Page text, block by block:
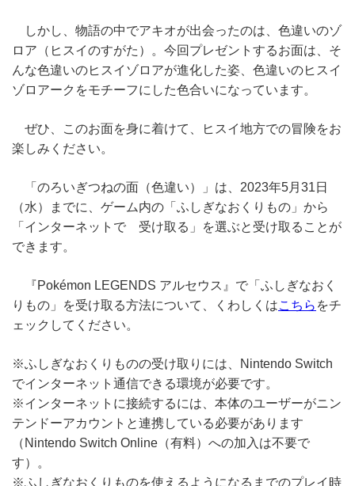
しかし、物語の中でアキオが出会ったのは、色違いのゾ
ロア（ヒスイのすがた）。今回プレゼントするお面は、そ
んな色違いのヒスイゾロアが進化した姿、色違いのヒスイ
ゾロアークをモチーフにした色合いになっています。
ぜひ、このお面を身に着けて、ヒスイ地方での冒険をお
楽しみください。
「のろいぎつねの面（色違い）」は、2023年5月31日
（水）までに、ゲーム内の「ふしぎなおくりもの」から
「インターネットで 受け取る」を選ぶと受け取ることが
できます。
『Pokémon LEGENDS アルセウス』で「ふしぎなおく
りもの」を受け取る方法について、くわしくはこちら をチ
ェックしてください。
※ふしぎなおくりものの受け取りには、Nintendo Switch
でインターネット通信できる環境が必要です。
※インターネットに接続するには、本体のユーザーがニン
テンドーアカウントと連携している必要があります
（Nintendo Switch Online（有料）への加入は不要で
す）。
※ふしぎなおくりものを使えるようになるまでのプレイ時